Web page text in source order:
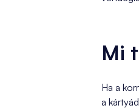
Mi
Ha a
a